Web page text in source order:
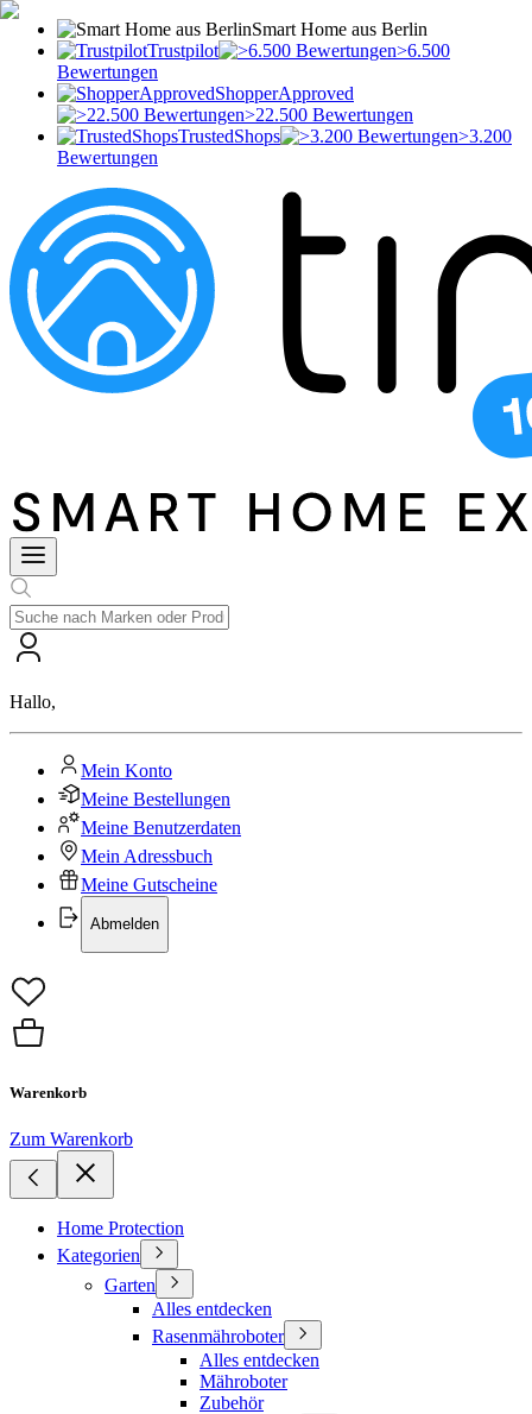
Smart Home aus Berlin
Trustpilot
>6.500
Bewertungen
ShopperApproved
>22.500 Bewertungen
TrustedShops
>3.200
Bewertungen
Hallo,
Mein Konto
Meine Bestellungen
Meine Benutzerdaten
Mein Adressbuch
Meine Gutscheine
Abmelden
Warenkorb
Zum Warenkorb
Home Protection
Kategorien
Garten
Alles entdecken
Rasenmähroboter
Alles entdecken
Mähroboter
Zubehör